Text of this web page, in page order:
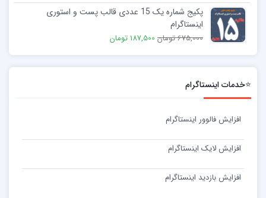
پکیج شماره یک 15 عددی قالب پست و استوری
اینستاگرام
675,000 تومان 187,500 تومان
⭐خدمات اینستاگرام
افزایش فالوور اینستاگرام
افزایش لایک اینستاگرام
افزایش بازدید اینستاگرام